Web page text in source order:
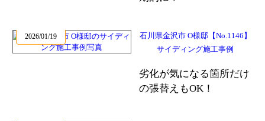
2026/01/19
石川県金沢市 O様邸【No.1146】
サイディング施工事例
劣化が気になる箇所だけ
の張替えもOK！